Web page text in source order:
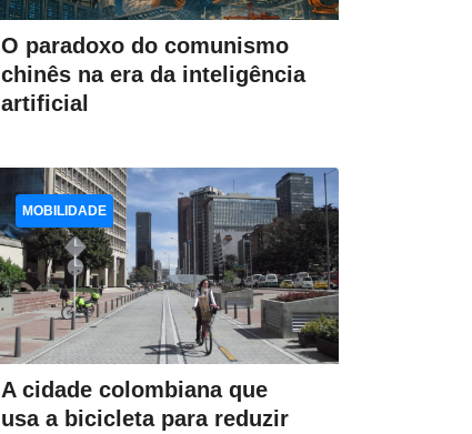
O paradoxo do comunismo
chinês na era da inteligência
artificial
A cidade colombiana que
usa a bicicleta para reduzir
MOBILIDADE